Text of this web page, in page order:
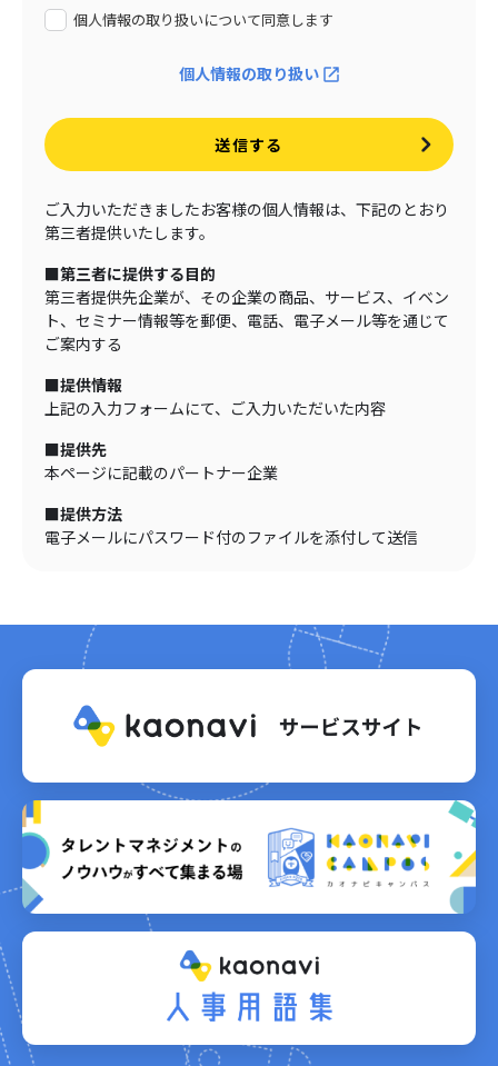
個人情報の取り扱いについて同意します
個人情報の取り扱い
送信する
ご入力いただきましたお客様の個人情報は、下記のとおり
第三者提供いたします。
■第三者に提供する目的
第三者提供先企業が、その企業の商品、サービス、イベン
ト、セミナー情報等を郵便、電話、電子メール等を通じて
ご案内する
■提供情報
上記の入力フォームにて、ご入力いただいた内容
■提供先
本ページに記載のパートナー企業
■提供方法
電子メールにパスワード付のファイルを添付して送信